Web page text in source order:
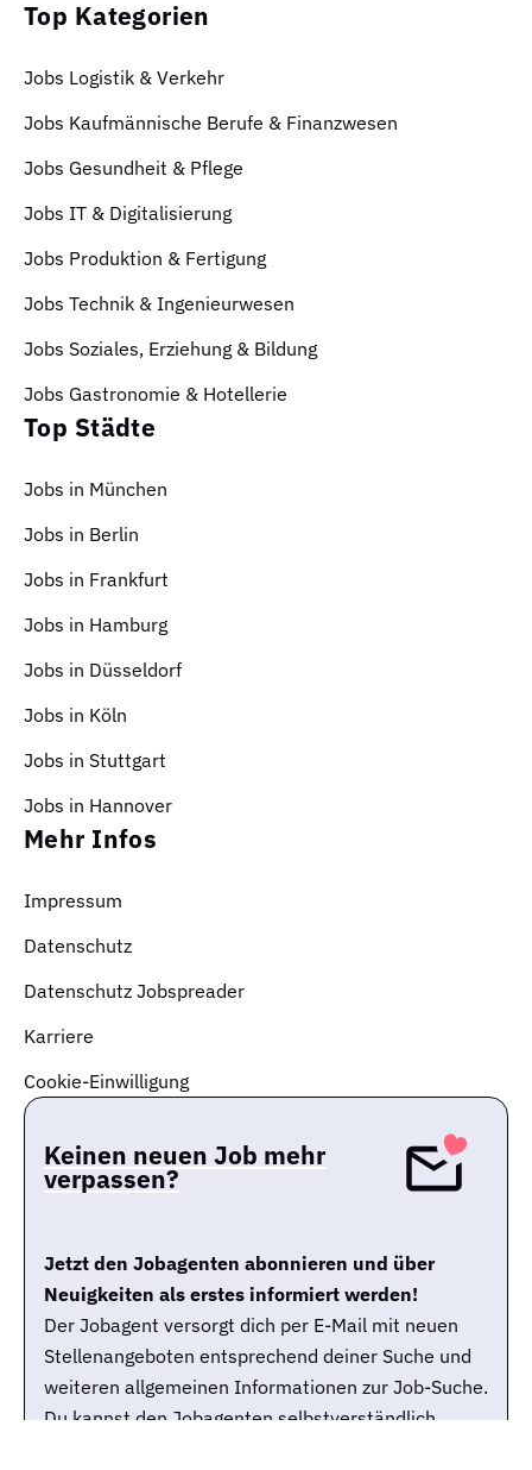
Top Kategorien
Jobs Logistik & Verkehr
Jobs Kaufmännische Berufe & Finanzwesen
Jobs Gesundheit & Pflege
Jobs IT & Digitalisierung
Jobs Produktion & Fertigung
Jobs Technik & Ingenieurwesen
Jobs Soziales, Erziehung & Bildung
Jobs Gastronomie & Hotellerie
Top Städte
Jobs in München
Jobs in Berlin
Jobs in Frankfurt
Jobs in Hamburg
Jobs in Düsseldorf
Jobs in Köln
Jobs in Stuttgart
Jobs in Hannover
Mehr Infos
Impressum
Datenschutz
Datenschutz Jobspreader
Karriere
Cookie-Einwilligung
Keinen neuen Job mehr
verpassen?
Jetzt den Jobagenten abonnieren und über
Neuigkeiten als erstes informiert werden!
Der Jobagent versorgt dich per E-Mail mit neuen
Stellenangeboten entsprechend deiner Suche und
weiteren allgemeinen Informationen zur Job-Suche.
Du kannst den Jobagenten selbstverständlich